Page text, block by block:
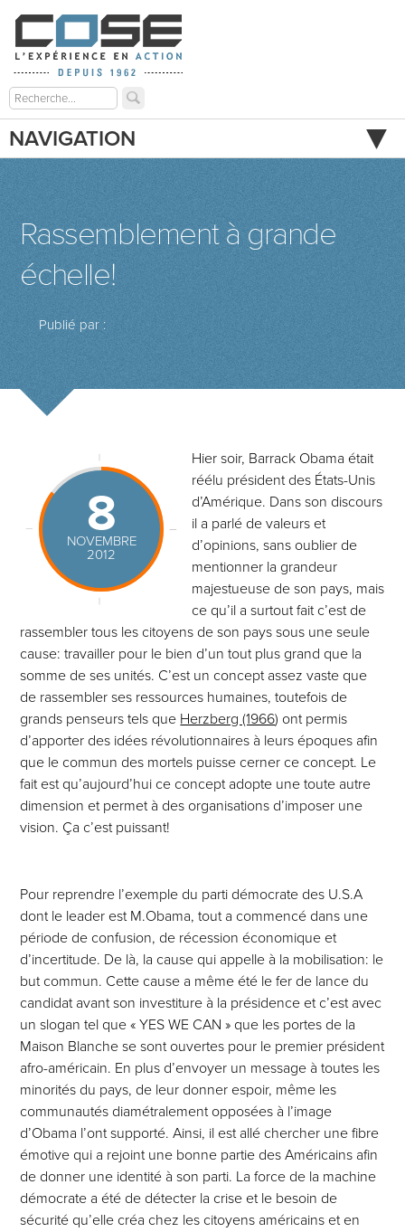
NAVIGATION
Rassemblement à grande
échelle!
Publié par :
8
NOVEMBRE
2012
Hier soir, Barrack Obama était
réélu président des États-Unis
d’Amérique. Dans son discours
il a parlé de valeurs et
d’opinions, sans oublier de
mentionner la grandeur
majestueuse de son pays, mais
ce qu’il a surtout fait c’est de
rassembler tous les citoyens de son pays sous une seule
cause: travailler pour le bien d’un tout plus grand que la
somme de ses unités. C’est un concept assez vaste que
de rassembler ses ressources humaines, toutefois de
grands penseurs tels que Herzberg (1966) ont permis
d’apporter des idées révolutionnaires à leurs époques afin
que le commun des mortels puisse cerner ce concept. Le
fait est qu’aujourd’hui ce concept adopte une toute autre
dimension et permet à des organisations d’imposer une
vision. Ça c’est puissant!
Pour reprendre l’exemple du parti démocrate des U.S.A
dont le leader est M.Obama, tout a commencé dans une
période de confusion, de récession économique et
d’incertitude. De là, la cause qui appelle à la mobilisation: le
but commun. Cette cause a même été le fer de lance du
candidat avant son investiture à la présidence et c’est avec
un slogan tel que « YES WE CAN » que les portes de la
Maison Blanche se sont ouvertes pour le premier président
afro-américain. En plus d’envoyer un message à toutes les
minorités du pays, de leur donner espoir, même les
communautés diamétralement opposées à l’image
d’Obama l’ont supporté. Ainsi, il est allé chercher une fibre
émotive qui a rejoint une bonne partie des Américains afin
de donner une identité à son parti. La force de la machine
démocrate a été de détecter la crise et le besoin de
sécurité qu’elle créa chez les citoyens américains et en